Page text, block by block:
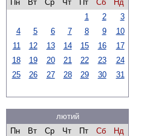
Пн
Вт Ср Чт Пт Сб
Нд
1
2
3
4
5 6 7 8 9
10
11
12 13 14 15 16
17
18
19 20 21 22 23
24
25
26 27 28 29 30 31
лютий
Пн
Вт Ср Чт Пт Сб
Нд